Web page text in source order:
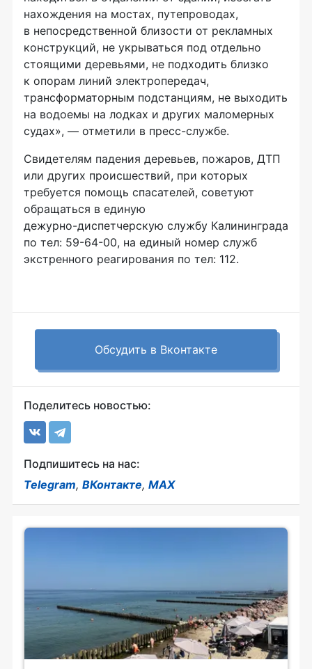
нахождения на мостах, путепроводах,
в непосредственной близости от рекламных
конструкций, не укрываться под отдельно
стоящими деревьями, не подходить близко
к опорам линий электропередач,
трансформаторным подстанциям, не выходить
на водоемы на лодках и других маломерных
судах», — отметили в пресс-службе.
Свидетелям падения деревьев, пожаров, ДТП
или других происшествий, при которых
требуется помощь спасателей, советуют
обращаться в единую
дежурно-диспетчерскую службу Калининграда
по тел: 59-64-00, на единый номер служб
экстренного реагирования по тел: 112.
Обсудить в Вконтакте
Поделитесь новостью:
Подпишитесь на нас:
Telegram, ВКонтакте, MAX